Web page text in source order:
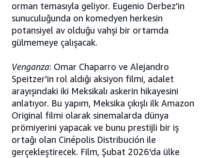
orman temasıyla geliyor. Eugenio Derbez'in
sunuculuğunda on komedyen herkesin
potansiyel av olduğu vahşi bir ortamda
gülmemeye çalışacak.
Venganza: Omar Chaparro ve Alejandro
Speitzer'in rol aldığı aksiyon filmi, adalet
arayışındaki iki Meksikalı askerin hikayesini
anlatıyor. Bu yapım, Meksika çıkışlı ilk Amazon
Original filmi olarak sinemalarda dünya
prömiyerini yapacak ve bunu prestijli bir iş
ortağı olan Cinépolis Distribución ile
gerçekleştirecek. Film, Şubat 2026'da ülke